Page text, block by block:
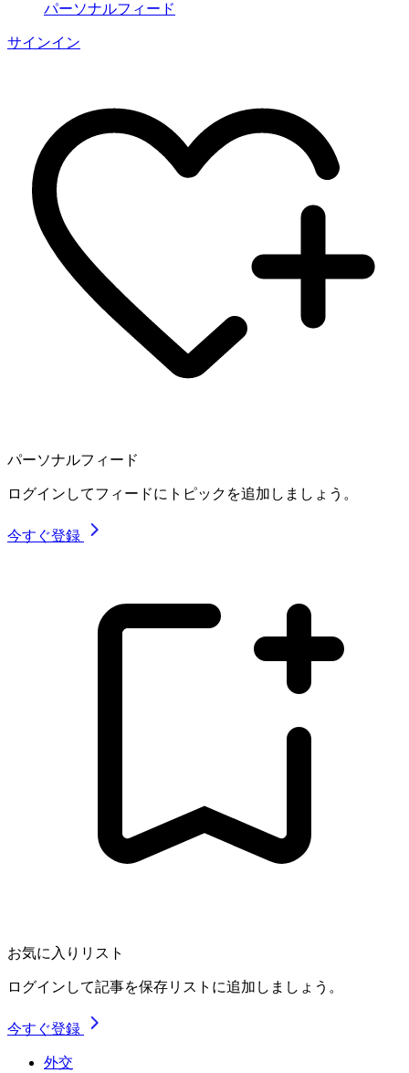
パーソナルフィード
サインイン
パーソナルフィード
ログインしてフィードにトピックを追加しましょう。
今すぐ登録
お気に入りリスト
ログインして記事を保存リストに追加しましょう。
今すぐ登録
外交